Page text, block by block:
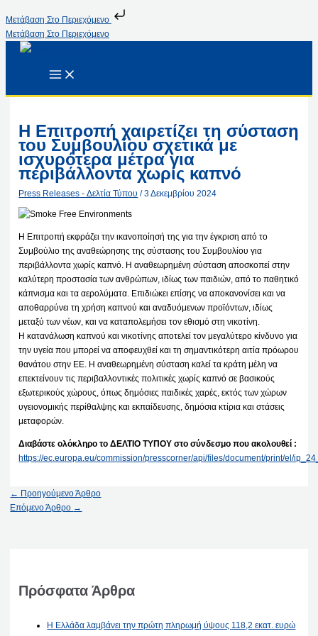
Μετάβαση Στο Περιεχόμενο
Μετάβαση Στο Περιεχόμενο
Η Επιτροπή χαιρετίζει τη σύσταση
του Συμβουλίου σχετικά με
ισχυρότερα μέτρα για
περιβάλλοντα χωρίς καπνό
Press Releases - Δελτία Τύπου /3 Δεκεμβρίου 2024
Η Επιτροπή εκφράζει την ικανοποίησή της για την έγκριση από το
Συμβούλιο της αναθεώρησης της σύστασης του Συμβουλίου για
περιβάλλοντα χωρίς καπνό. Η αναθεωρημένη σύσταση αποσκοπεί στην
καλύτερη προστασία των ανθρώπων, ιδίως των παιδιών, από το παθητικό
κάπνισμα και τα αερολύματα. Επιδιώκει επίσης να αποκανονίσει και να
αποθαρρύνει τη χρήση καπνού και αναδυόμενων προϊόντων, ιδίως
μεταξύ των νέων, και να καταπολεμήσει τον εθισμό στη νικοτίνη.
Η κατανάλωση καπνού και νικοτίνης αποτελεί τον μεγαλύτερο κίνδυνο για
την υγεία που μπορεί να αποφευχθεί και τη σημαντικότερη αιτία πρόωρου
θανάτου στην ΕΕ. Η αναθεωρημένη σύσταση καλεί τα κράτη μέλη να
επεκτείνουν τις περιβαλλοντικές πολιτικές χωρίς καπνό σε βασικούς
εξωτερικούς χώρους, όπως δημόσιες παιδικές χαρές, εκτός των χώρων
υγειονομικής περίθαλψης και εκπαίδευσης, δημόσια κτίρια και στάσεις
μεταφορών.
Διαβάστε ολόκληρο το ΔΕΛΤΙΟ ΤΥΠΟΥ στο σύνδεσμο που ακολουθεί :
https://ec.europa.eu/commission/presscorner/api/files/document/print/el/
← Προηγούμενο Άρθρο
Επόμενο Άρθρο →
Πρόσφατα Άρθρα
Η Ελλάδα λαμβάνει την πρώτη πληρωμή ύψους 118,2 εκατ. ευρώ